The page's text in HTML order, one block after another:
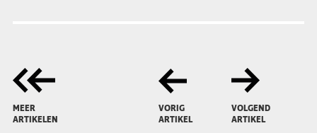
MEER
ARTIKELEN
VORIG
ARTIKEL
VOLGEND
ARTIKEL